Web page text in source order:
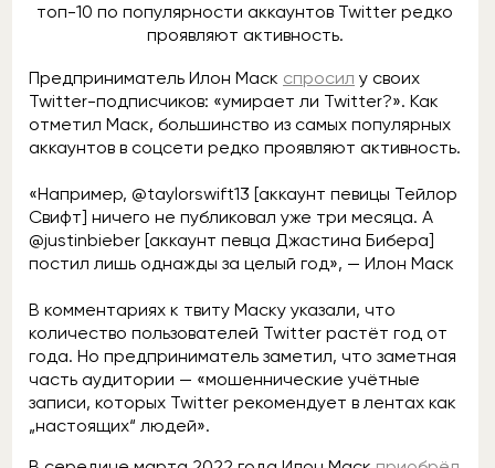
топ-10 по популярности аккаунтов Twitter редко
проявляют активность.
Предприниматель Илон Маск спросил у своих
Twitter-подписчиков: «умирает ли Twitter?». Как
отметил Маск, большинство из самых популярных
аккаунтов в соцсети редко проявляют активность.
«Например, @taylorswift13 [аккаунт певицы Тейлор
Свифт] ничего не публиковал уже три месяца. А
@justinbieber [аккаунт певца Джастина Бибера]
постил лишь однажды за целый год», — Илон Маск
В комментариях к твиту Маску указали, что
количество пользователей Twitter растёт год от
года. Но предприниматель заметил, что заметная
часть аудитории — «мошеннические учётные
записи, которых Twitter рекомендует в лентах как
„настоящих“ людей».